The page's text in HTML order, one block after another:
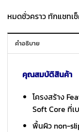
หมดชั่วคราว ทักแชทเ
คำอธิบาย
คุณสมบัติสินค้า
โครงสร้าง
Soft Core ที่เ
พื้นผิว non-